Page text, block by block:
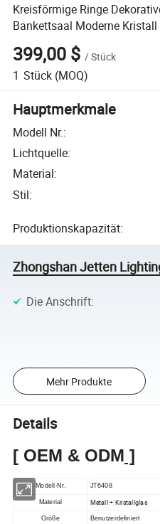
Kreisförmige Ringe
Bankettsaal Moderne
Kronleuchter
399,00 $ /Stück
1 Stück (MOQ)
Hauptmerkmale
Modell Nr.:
Lichtquelle:
Material:
Stil:
Produktionskapazität:
Zhongshan Jetten
Die Anschrift:
Mehr Produkte
Details
[ OEM & ODM ]
Modell-Nr. JT6408
Material Metall + Kristallglas
Größe Benutzerdefiniert